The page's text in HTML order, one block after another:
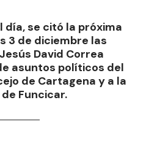
se citó la próxima
3 de diciembre las
David Correa
asuntos políticos del
de Cartagena y a la
Funcicar.